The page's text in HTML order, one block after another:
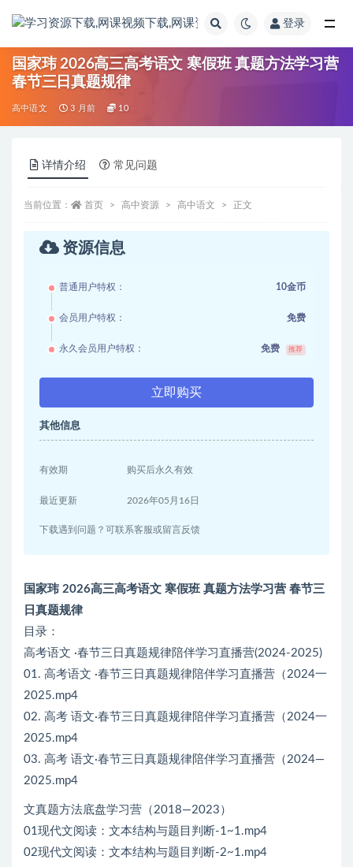
登录
国家玮 2026高三高考语文 寒假班 真题方法学习营
春节三日真题规律
高中语文 3 月前 10
详情介绍 常见问题
当前位置： 首页 高中资源 高中语文 正文
资源信息
普通用户特权： 10金币
会员用户特权： 免费
永久会员用户特权： 免费 推荐
立即购买
其他信息
有效期 购买后永久有效
最近更新 2026年05月16日
下载遇到问题？可联系客服或留言反馈
国家玮 2026高三高考语文 寒假班 真题方法学习营 春节三
日真题规律
目录：
高考语文 ·春节三日真题规律陪伴学习直播营(2024-2025)
01. 高考语文 ·春节三日真题规律陪伴学习直播营（2024一
2025.mp4
02. 高考 语文·春节三日真题规律陪伴学习直播营（2024一
2025.mp4
03. 高考 语文·春节三日真题规律陪伴学习直播营（2024—
2025.mp4
文真题方法底盘学习营（2018—2023）
01现代文阅读：文本结构与题目判断-1~1.mp4
02现代文阅读：文本结构与题目判断-2~1.mp4